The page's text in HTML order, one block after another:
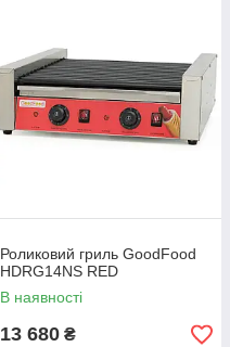
Роликовий гриль GoodFood
HDRG14NS RED
В наявності
13 680 ₴